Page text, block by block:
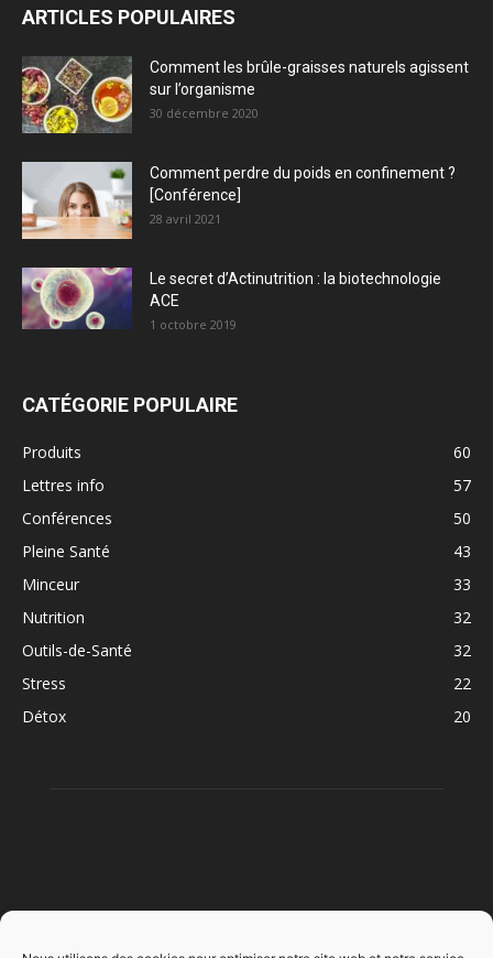
ARTICLES POPULAIRES
Comment les brûle-graisses naturels agissent
sur l’organisme
30 décembre 2020
Comment perdre du poids en confinement ?
[Conférence]
28 avril 2021
Le secret d’Actinutrition : la biotechnologie
ACE
1 octobre 2019
CATÉGORIE POPULAIRE
Produits
60
Lettres info
57
Conférences
50
Pleine Santé
43
Minceur
33
Nutrition
32
Outils-de-Santé
32
Stress
22
Détox
20